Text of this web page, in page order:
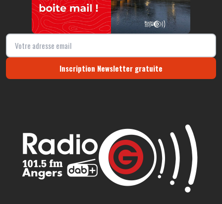
Inscription Newsletter gratuite